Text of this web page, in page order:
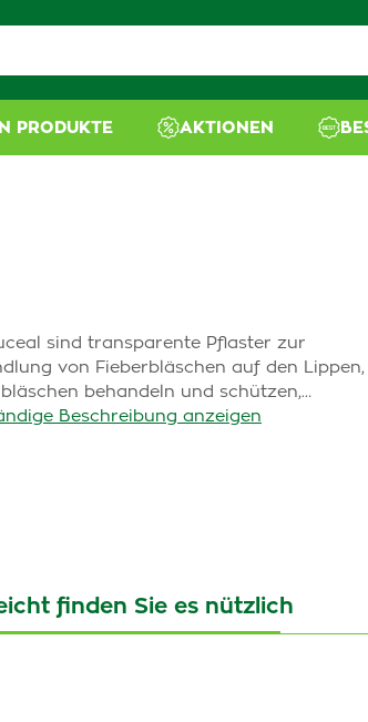
PRODUKTE AKTIONEN
sind transparente Pflaster zur
von Fieberbläschen auf den Lippen,
behandeln und schützen,…
Beschreibung anzeigen
finden Sie es nützlich